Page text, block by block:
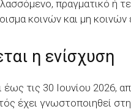
πραγματικό ή
κοινών και μη
η ενίσχυση
τις 30 Ιουνίου 2026,
έχει γνωστοποιηθεί